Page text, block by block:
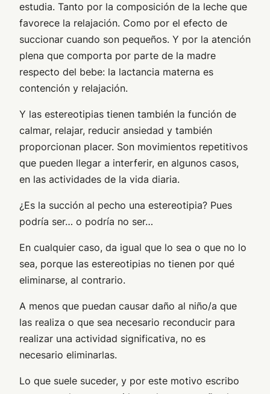
estudia. Tanto por la composición de la leche que
favorece la relajación. Como por el efecto de
succionar cuando son pequeños. Y por la atención
plena que comporta por parte de la madre
respecto del bebe: la lactancia materna es
contención y relajación.
Y las estereotipias tienen también la función de
calmar, relajar, reducir ansiedad y también
proporcionan placer. Son movimientos repetitivos
que pueden llegar a interferir, en algunos casos,
en las actividades de la vida diaria.
¿Es la succión al pecho una estereotipia? Pues
podría ser… o podría no ser…
En cualquier caso, da igual que lo sea o que no lo
sea, porque las estereotipias no tienen por qué
eliminarse, al contrario.
A menos que puedan causar daño al niño/a que
las realiza o que sea necesario reconducir para
realizar una actividad significativa, no es
necesario eliminarlas.
Lo que suele suceder, y por este motivo escribo